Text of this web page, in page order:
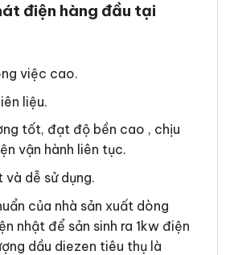
điện hàng đầu tại
việc cao.
liệu.
tốt, đạt độ bền cao , chịu
vận hành liên tục.
và dễ sử dụng.
của nhà sản xuất dòng
nhật để sản sinh ra 1kw điện
dầu diezen tiêu thụ là